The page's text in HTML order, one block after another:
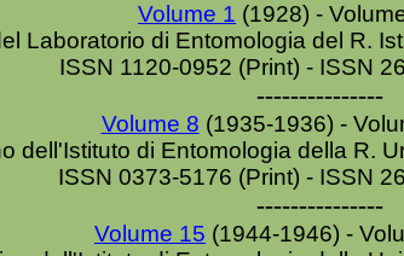
Volume 1 (1928) -
Laboratorio di Entomologia del R.
ISSN 1120-0952 (Print) - ISSN
---------------
Volume 8 (1935-1936) -
dell'Istituto di Entomologia della R.
ISSN 0373-5176 (Print) - ISSN
---------------
Volume 15 (1944-1946) -